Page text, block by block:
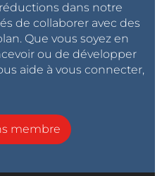
dans notre
de collaborer avec des
Que vous soyez en
ou de développer
aide à vous connecter,
membre